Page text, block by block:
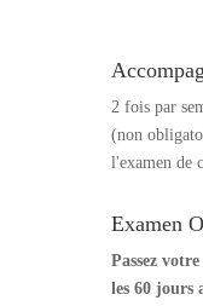
2 fois par
(non
l'examen de
Examen
Passez
les 60 jours